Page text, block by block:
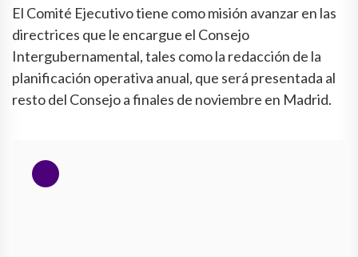
El Comité Ejecutivo tiene como misión avanzar en las
directrices que le encargue el Consejo
Intergubernamental, tales como la redacción de la
planificación operativa anual, que será presentada al
resto del Consejo a finales de noviembre en Madrid.